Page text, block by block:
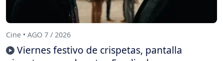
Cine • AGO 7 / 2026
Viernes festivo de crispetas, pantalla